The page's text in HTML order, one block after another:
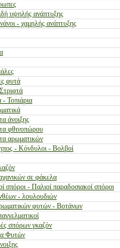
υψηλής ανάπτυξης
- χαμηλής ανάπτυξης
φυτά
Τοπιάρια
άνοιξης
φθινοπώρου
αρωματικών
- Κόνδυλοι - Βολβοί
σε φάκελα
σπόροι - Παλιοί παραδοσιακοί σπόροι
- λουλουδιών
φυτών - Βοτάνων
σπόρων γκαζόν
Φυτών